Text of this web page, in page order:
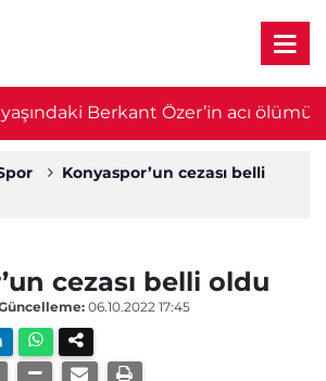
Berkant Özer’in acı ölümü!
düştü, başını kaldırıma çarptı
Konyaspor’un cezası belli
cezası belli oldu
06.10.2022 17:45